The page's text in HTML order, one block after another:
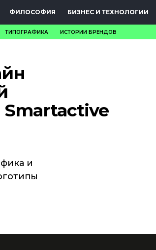
ФИЛОСОФИЯ БИЗНЕС И ТЕХНОЛОГИИ
ТИПОГРАФИКА ИСТОРИИ БРЕНДОВ
Smartactive
и
PRO.ОБЗОР
БИЗНЕС И